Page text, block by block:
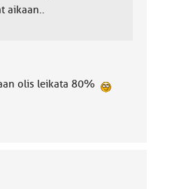
aikaan..
olis leikata 80%